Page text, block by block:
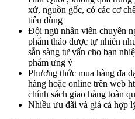
xứ, nguồn gốc, có các cơ
tiêu dùng
Đội ngũ nhân viên chuyên
phẩm thảo dược tự nhiên
sẵn sàng tư vấn cho bạn
phẩm ưng ý
Phương thức mua hàng đa
hàng hoặc online trên web
chính sách giao hàng toàn
Nhiều ưu đãi và giá cả hợp